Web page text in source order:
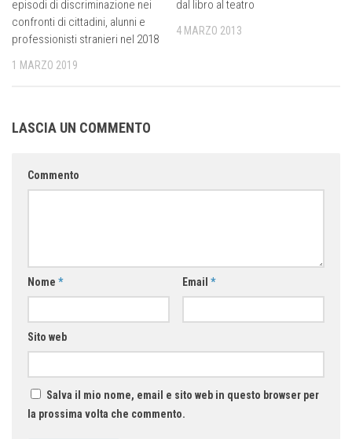
episodi di discriminazione nei
confronti di cittadini, alunni e
professionisti stranieri nel 2018
1 MARZO 2019
dal libro al teatro
4 MARZO 2013
LASCIA UN COMMENTO
Commento
Nome * Email *
Sito web
Salva il mio nome, email e sito web in questo browser per
la prossima volta che commento.